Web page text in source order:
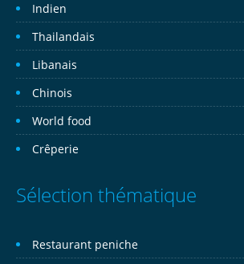
Indien
Thailandais
Libanais
Chinois
World food
Crêperie
Sélection thématique
Restaurant peniche